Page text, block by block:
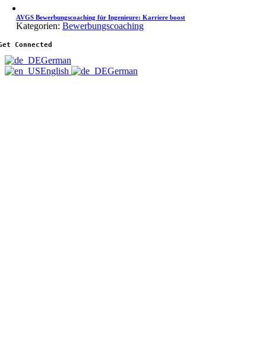
AVGS Bewerbungscoaching für Ingenieure: Karriere boost
Kategorien: Bewerbungscoaching
Connected
German
English
German